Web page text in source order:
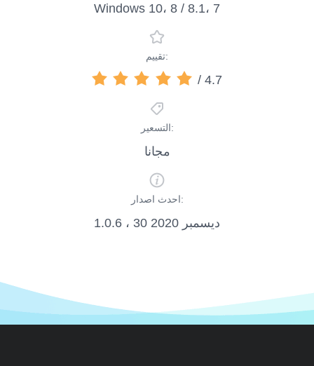
Windows 10، 8 / 8.1، 7
تقييم:
/ 4.7
التسعير:
مجانا
احدث اصدار:
1.0.6 ، 30 ديسمبر 2020